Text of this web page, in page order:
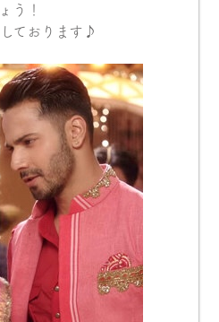
う！
ております♪